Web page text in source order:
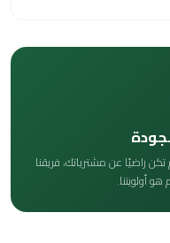
تكن راضيًا عن مشترياتك، فريقنا
أولويتنا.